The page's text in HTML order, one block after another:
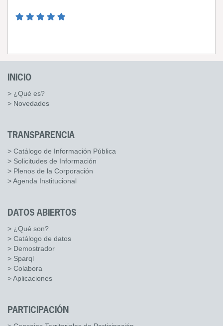
INICIO
> ¿Qué es?
> Novedades
TRANSPARENCIA
> Catálogo de Información Pública
> Solicitudes de Información
> Plenos de la Corporación
> Agenda Institucional
DATOS ABIERTOS
> ¿Qué son?
> Catálogo de datos
> Demostrador
> Sparql
> Colabora
> Aplicaciones
PARTICIPACIÓN